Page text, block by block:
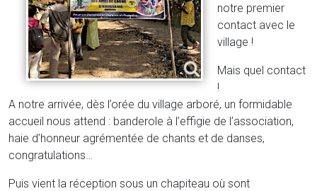
notre premier
contact avec le
village !
Mais quel contact
!
A notre arrivée, dès l’orée du village arboré, un formidable
accueil nous attend : banderole à l’effigie de l’association,
haie d’honneur agrémentée de chants et de danses,
congratulations…
Puis vient la réception sous un chapiteau où sont